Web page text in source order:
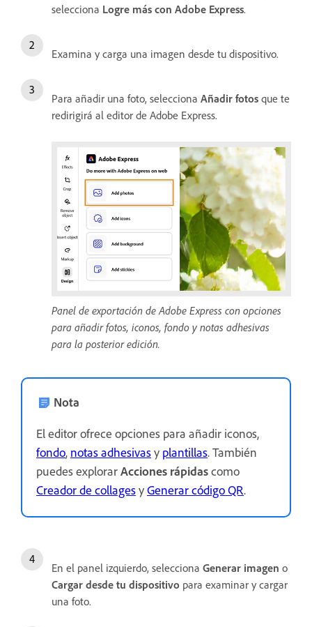
selecciona Logre más con Adobe Express.
Examina y carga una imagen desde tu dispositivo.
Para añadir una foto, selecciona Añadir fotos que te
redirigirá al editor de Adobe Express.
Panel de exportación de Adobe Express con opciones
para añadir fotos, iconos, fondo y notas adhesivas
para la posterior edición.
Nota
El editor ofrece opciones para añadir iconos,
fondo, notas adhesivasy plantillas. También
puedes explorarAcciones rápidascomo
Creador de collagesyGenerar código QR.
En el panel izquierdo, selecciona Generar imagen o
Cargar desde tu dispositivo para examinar y cargar
una foto.